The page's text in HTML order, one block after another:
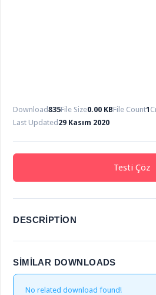
Download835File Size0.00 KBFile Count1
Last Updated 29 Kasım 2020
Testi Çöz
DESCRIPTION
SIMILAR DOWNLOADS
No related download found!